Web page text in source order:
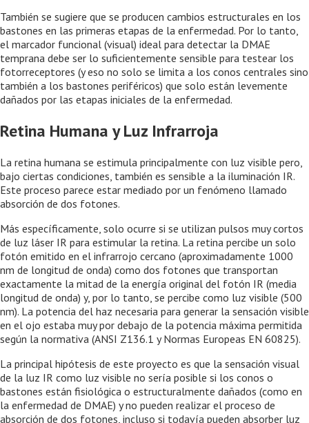
También se sugiere que se producen cambios estructurales en los
bastones en las primeras etapas de la enfermedad. Por lo tanto,
el marcador funcional (visual) ideal para detectar la DMAE
temprana debe ser lo suficientemente sensible para testear los
fotorreceptores (y eso no solo se limita a los conos centrales sino
también a los bastones periféricos) que solo están levemente
dañados por las etapas iniciales de la enfermedad.
Retina Humana y Luz Infrarroja
La retina humana se estimula principalmente con luz visible pero,
bajo ciertas condiciones, también es sensible a la iluminación IR.
Este proceso parece estar mediado por un fenómeno llamado
absorción de dos fotones.
Más específicamente, solo ocurre si se utilizan pulsos muy cortos
de luz láser IR para estimular la retina. La retina percibe un solo
fotón emitido en el infrarrojo cercano (aproximadamente 1000
nm de longitud de onda) como dos fotones que transportan
exactamente la mitad de la energía original del fotón IR (media
longitud de onda) y, por lo tanto, se percibe como luz visible (500
nm). La potencia del haz necesaria para generar la sensación visible
en el ojo estaba muy por debajo de la potencia máxima permitida
según la normativa (ANSI Z136.1 y Normas Europeas EN 60825).
La principal hipótesis de este proyecto es que la sensación visual
de la luz IR como luz visible no sería posible si los conos o
bastones están fisiológica o estructuralmente dañados (como en
la enfermedad de DMAE) y no pueden realizar el proceso de
absorción de dos fotones, incluso si todavía pueden absorber luz